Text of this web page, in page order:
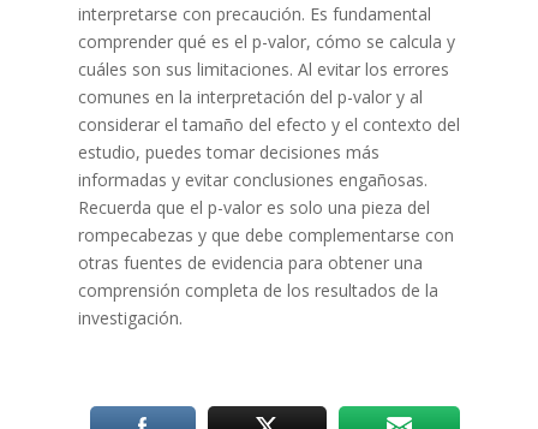
interpretarse con precaución. Es fundamental
comprender qué es el p-valor, cómo se calcula y
cuáles son sus limitaciones. Al evitar los errores
comunes en la interpretación del p-valor y al
considerar el tamaño del efecto y el contexto del
estudio, puedes tomar decisiones más
informadas y evitar conclusiones engañosas.
Recuerda que el p-valor es solo una pieza del
rompecabezas y que debe complementarse con
otras fuentes de evidencia para obtener una
comprensión completa de los resultados de la
investigación.